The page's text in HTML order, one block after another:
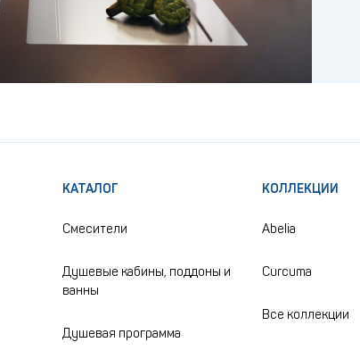
КАТАЛОГ
Смесители
Душевые кабины, поддоны и
ванны
Душевая программа
КОЛЛЕКЦИИ
Abelia
Curcuma
Все коллекции